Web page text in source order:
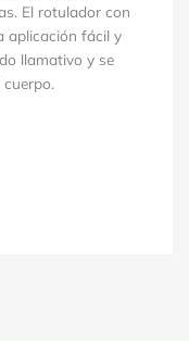
El rotulador con
aplicación fácil y
llamativo y se